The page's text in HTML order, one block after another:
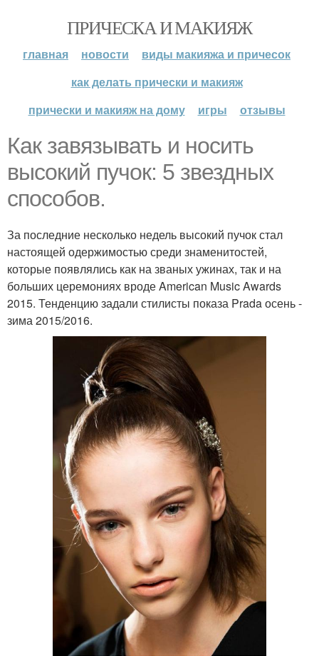
ПРИЧЕСКА И МАКИЯЖ
главная новости
виды макияжа и причесок
как делать прически и макияж
прически и макияж на дому
игры отзывы
Как завязывать и носить
высокий пучок: 5 звездных
способов.
За последние несколько недель высокий пучок стал
настоящей одержимостью среди знаменитостей,
которые появлялись как на званых ужинах, так и на
больших церемониях вроде American Music Awards
2015. Тенденцию задали стилисты показа Prada осень -
зима 2015/2016.